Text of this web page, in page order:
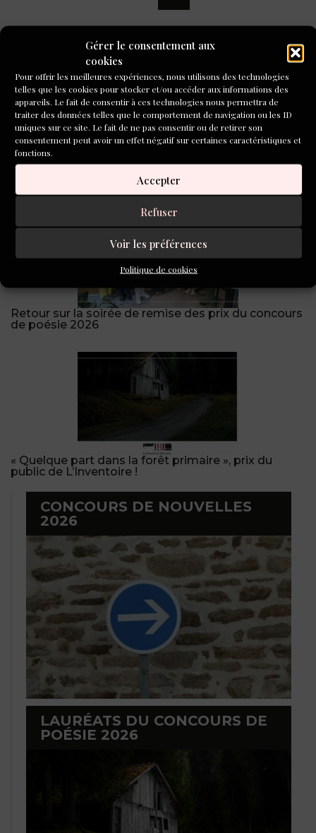
Gérer le consentement aux
cookies
Pour offrir les meilleures expériences, nous utilisons des technologies
telles que les cookies pour stocker et/ou accéder aux informations des
appareils. Le fait de consentir à ces technologies nous permettra de
traiter des données telles que le comportement de navigation ou les ID
uniques sur ce site. Le fait de ne pas consentir ou de retirer son
consentement peut avoir un effet négatif sur certaines caractéristiques et
fonctions.
Accepter
Refuser
Voir les préférences
Politique de cookies
A LIRE AUSSI
Concours de nouvelles Inventoire « Détour(s) »
Retour sur la soirée de remise des prix du concours
de poésie 2026
« Quelque part dans la forêt primaire », prix du
public de L’Inventoire !
CONCOURS DE NOUVELLES
2026
LAURÉATS DU CONCOURS DE
POÉSIE 2026